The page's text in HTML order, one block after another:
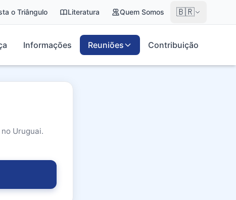
o Triângulo Literatura Quem Somos 🇧🇷
Informações Reuniões Contribuição
Uruguai.